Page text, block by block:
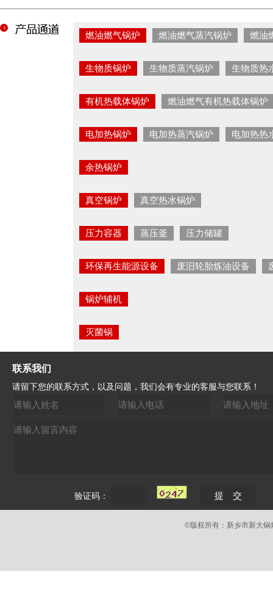
燃油燃气锅炉 燃油燃气蒸汽锅炉 燃油
生物质锅炉 生物质蒸汽锅炉 生物质热
有机热载体锅炉 燃油燃气有机热载体锅炉
电加热锅炉 电加热蒸汽锅炉 电加热热
余热锅炉
真空锅炉 真空热水锅炉
压力容器 蒸压釜 压力储罐
环保再生能源设备 废旧轮胎炼油设备
锅炉辅机
灭菌锅
联系我们
请留下您的联系方式，以及问题，我们会有专业的客服与您联系！
验证码：
©版权所有：新乡市新大